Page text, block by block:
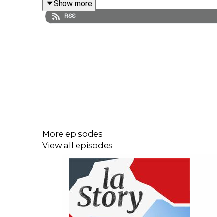
Chargée de production et d’édition : Michèle
TF1,
Show more
RSS
More episodes
View all episodes